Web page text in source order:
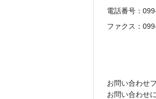
電話番号：
ファクス：
お問い合わせ
お問い合わせ